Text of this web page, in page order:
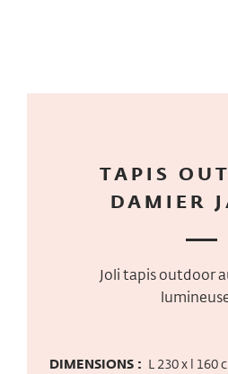
TAPIS
DAMIER
Joli tapis outdoor
DIMENSIONS : L 230 x l 160